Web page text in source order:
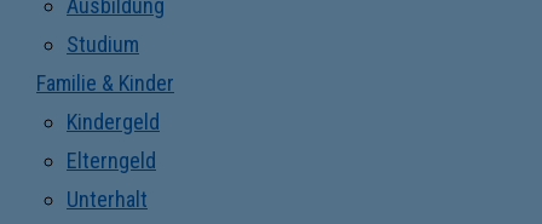
Ausbildung
Studium
Familie & Kinder
Kindergeld
Elterngeld
Unterhalt